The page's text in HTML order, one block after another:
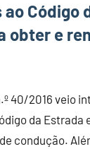
Código
obter e
40/2016 veio
da Estrada
condução.